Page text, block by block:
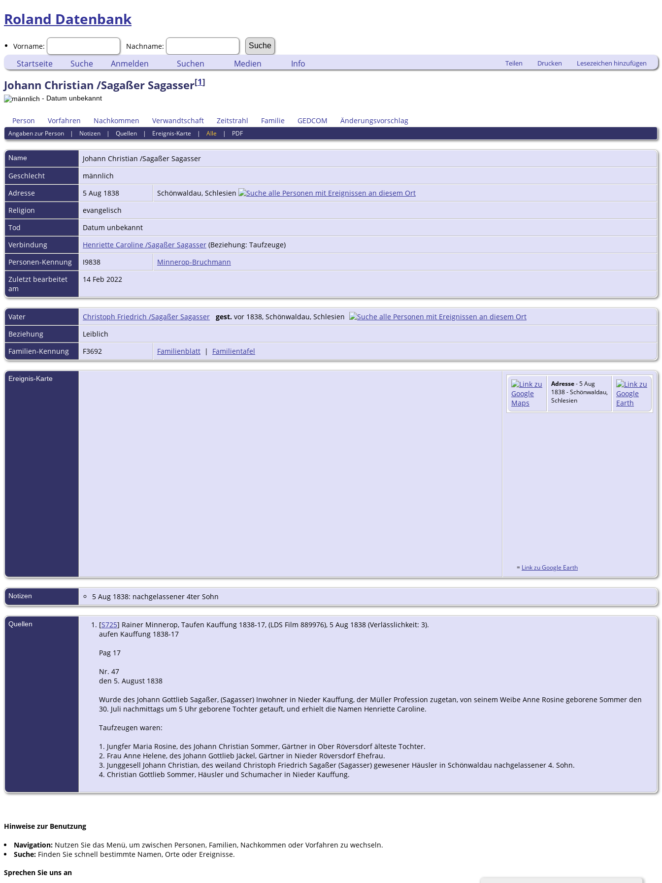
Roland Datenbank
Vorname: Nachname:
Startseite Suche Anmelden Suchen Medien Info Teilen Drucken Lesezeichen hinzufügen
Johann Christian /Sagaßer Sagasser[1]
- Datum unbekannt
Person Vorfahren Nachkommen Verwandtschaft Zeitstrahl Familie GEDCOM Änderungsvorschlag
Angaben zur Person | Notizen |Quellen | Ereignis-Karte |Alle | PDF
Name Johann Christian /Sagaßer Sagasser
Geschlecht
männlich
Adresse
5 Aug 1838
Schönwaldau, Schlesien
Religion
evangelisch
Tod
Datum unbekannt
Verbindung
Henriette Caroline /Sagaßer Sagasser (Beziehung: Taufzeuge)
Personen-Kennung
I9838
Minnerop-Bruchmann
Zuletzt bearbeitet
am
14 Feb 2022
Vater Christoph Friedrich /Sagaßer Sagasser gest. vor 1838, Schönwaldau, Schlesien
Beziehung
Leiblich
Familien-Kennung
F3692 Familienblatt | Familientafel
Ereignis-Karte
Adresse- 5 Aug
1838 - Schönwaldau,
Schlesien
= Link zu Google Earth
Notizen 5 Aug 1838: nachgelassener 4ter Sohn
Quellen [S725] Rainer Minnerop, Taufen Kauffung 1838-17, (LDS Film 889976), 5 Aug 1838 (Verlässlichkeit: 3).
aufen Kauffung 1838-17
Pag 17
Nr. 47
den 5. August 1838
Wurde des Johann Gottlieb Sagaßer, (Sagasser) Inwohner in Nieder Kauffung, der Müller Profession zugetan, von seinem Weibe Anne Rosine geborene Sommer den
30. Juli nachmittags um 5 Uhr geborene Tochter getauft, und erhielt die Namen Henriette Caroline.
Taufzeugen waren:
1. Jungfer Maria Rosine, des Johann Christian Sommer, Gärtner in Ober Röversdorf älteste Tochter.
2. Frau Anne Helene, des Johann Gottlieb Jäckel, Gärtner in Nieder Röversdorf Ehefrau.
3. Junggesell Johann Christian, des weiland Christoph Friedrich Sagaßer (Sagasser) gewesener Häusler in Schönwaldau nachgelassener 4. Sohn.
4. Christian Gottlieb Sommer, Häusler und Schumacher in Nieder Kauffung.
Hinweise zur Benutzung
Navigation: Nutzen Sie das Menü, um zwischen Personen, Familien, Nachkommen oder Vorfahren zu wechseln.
Suche: Finden Sie schnell bestimmte Namen, Orte oder Ereignisse.
Sprechen Sie uns an